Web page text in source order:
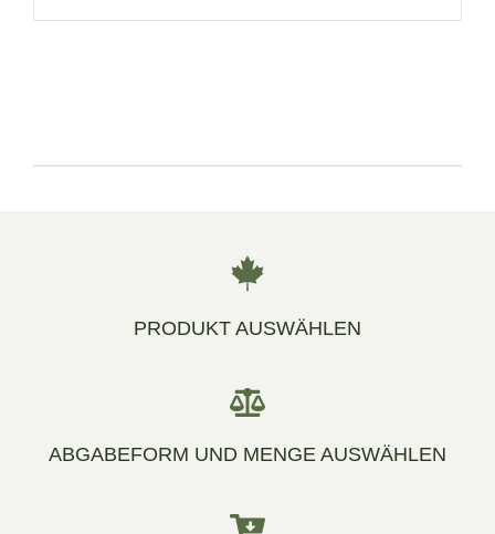
PRODUKT AUSWÄHLEN
ABGABEFORM UND MENGE AUSWÄHLEN